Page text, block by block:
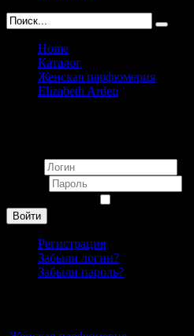
Home
Каталог
Женская парфюмерия
Elizabeth Arden
Войти
Регистрация
Забыли логин?
Забыли пароль?